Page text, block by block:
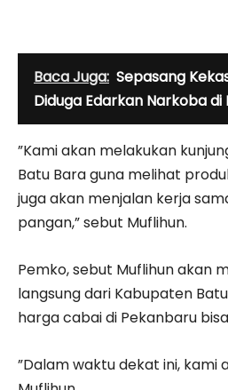
Baca Juga: Sepasang
Diduga Edarkan Narkoba di
”Kami akan melakukan
Batu Bara guna melihat
juga akan menjalan kerja
pangan,” sebut Muflihun.
Pemko, sebut Muflihun akan
langsung dari Kabupaten
harga cabai di Pekanbaru
”Dalam waktu dekat ini, kami